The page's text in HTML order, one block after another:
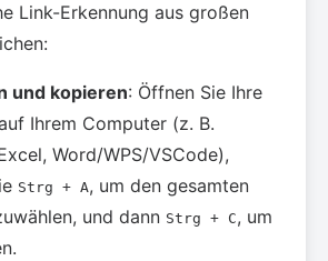
Link-Erkennung aus großen
und kopieren: Öffnen Sie Ihre
Ihrem Computer (z. B.
Word/WPS/VSCode),
Strg + A, um den gesamten
und dann Strg + C, um